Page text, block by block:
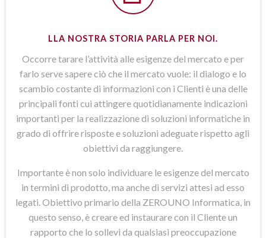
LLA NOSTRA STORIA PARLA PER NOI.
Occorre tarare l’attività alle esigenze del mercato e per
farlo serve sapere ciò che il mercato vuole: il dialogo e lo
scambio costante di informazioni con i Clienti è una delle
principali fonti cui attingere quotidianamente indicazioni
importanti per la realizzazione di soluzioni informatiche in
grado di offrire risposte e soluzioni adeguate rispetto agli
obiettivi da raggiungere.
Importante è non solo individuare le esigenze del mercato
in termini di prodotto, ma anche di servizi attesi ad esso
legati. Obiettivo primario della ZEROUNO Informatica, in
questo senso, è creare ed instaurare con il Cliente un
rapporto che lo sollevi da qualsiasi preoccupazione